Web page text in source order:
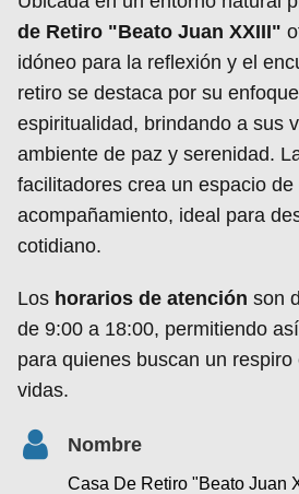
de Retiro "Beato Juan XXIII"
idóneo para la reflexión y el
retiro se destaca por su
espiritualidad, brindando a sus
ambiente de paz y serenidad.
facilitadores crea un espacio
acompañamiento, ideal para
cotidiano.
Los horarios de atención son
de 9:00 a 18:00, permitiendo
para quienes buscan un
vidas.
Nombre
Casa De Retiro "Beato Juan